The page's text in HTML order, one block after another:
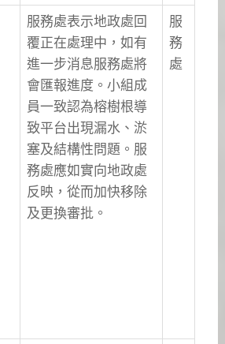
服務處表示地政處回
覆正在處理中，如有
進一步消息服務處將
會匯報進度。小組成
員一致認為榕樹根導
致平台出現漏水、淤
塞及結構性問題。服
務處應如實向地政處
反映，從而加快移除
及更換審批。
服
務
處